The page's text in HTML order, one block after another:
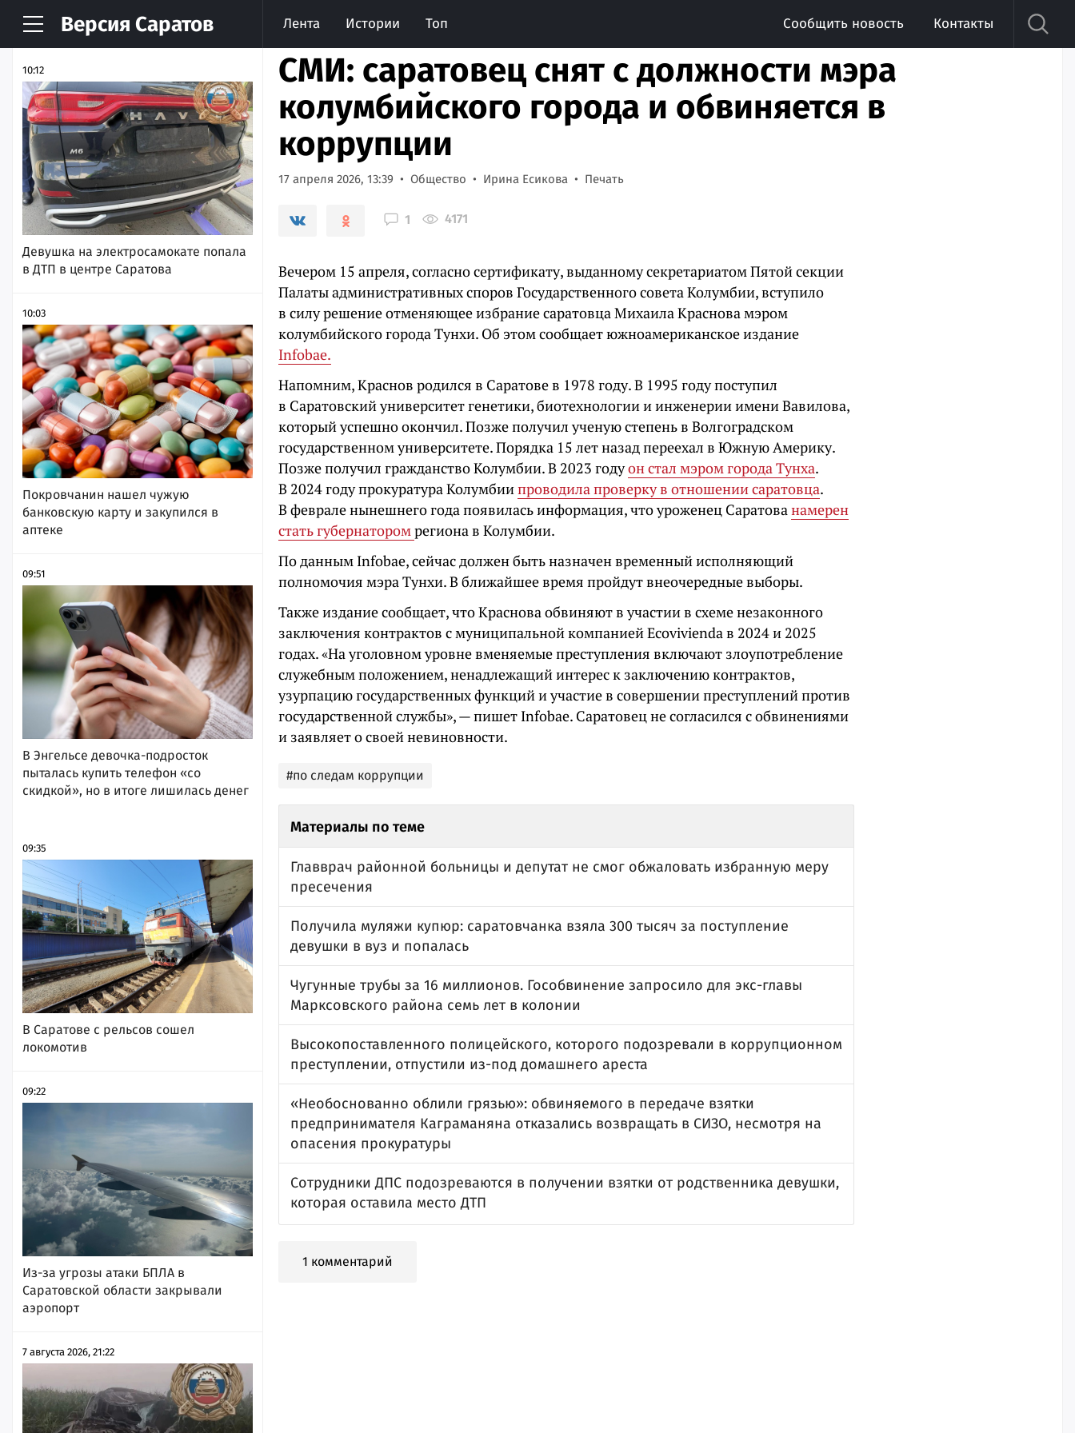
Версия Саратов Лента Истории Топ Сообщить новость Контакты
НОВОСТИ АРХИВ
10:12
Девушка на электросамокате попала
в ДТП в центре Саратова
10:03
Покровчанин нашел чужую
банковскую карту и закупился в
аптеке
09:51
В Энгельсе девочка-подросток
пыталась купить телефон «со
скидкой», но в итоге лишилась денег
09:35
В Саратове с рельсов сошел
локомотив
09:22
Из-за угрозы атаки БПЛА в
Саратовской области закрывали
аэропорт
7 августа 2026, 21:22
СМИ: саратовец снят с должности мэра
колумбийского города и обвиняется в
коррупции
17 апреля 2026, 13:39 Общество Ирина Есикова Печать
1 4171
Вечером 15 апреля, согласно сертификату, выданному секретариатом Пятой секции
Палаты административных споров Государственного совета Колумбии, вступило
в силу решение отменяющее избрание саратовца Михаила Краснова мэром
колумбийского города Тунхи. Об этом сообщает южноамериканское издание
Infobае.
Напомним, Краснов родился в Саратове в 1978 году. В 1995 году поступил
в Саратовский университет генетики, биотехнологии и инженерии имени Вавилова,
который успешно окончил. Позже получил ученую степень в Волгоградском
государственном университете. Порядка 15 лет назад переехал в Южную Америку.
Позже получил гражданство Колумбии. В 2023 годуон стал мэром города Тунха.
В 2024 году прокуратура Колумбиипроводила проверку в отношении саратовца.
В феврале нынешнего года появилась информация, что уроженец Саратованамерен
стать губернаторомрегиона в Колумбии.
По данным Infobае, сейчас должен быть назначен временный исполняющий
полномочия мэра Тунхи. В ближайшее время пройдут внеочередные выборы.
Также издание сообщает, что Краснова обвиняют в участии в схеме незаконного
заключения контрактов с муниципальной компанией Ecovivienda в 2024 и 2025
годах. «На уголовном уровне вменяемые преступления включают злоупотребление
служебным положением, ненадлежащий интерес к заключению контрактов,
узурпацию государственных функций и участие в совершении преступлений против
государственной службы», — пишет Infobае. Саратовец не согласился с обвинениями
и заявляет о своей невиновности.
#по следам коррупции
Материалы по теме
Главврач районной больницы и депутат не смог обжаловать избранную меру
пресечения
Получила муляжи купюр: саратовчанка взяла 300 тысяч за поступление
девушки в вуз и попалась
Чугунные трубы за 16 миллионов. Гособвинение запросило для экс-главы
Марксовского района семь лет в колонии
Высокопоставленного полицейского, которого подозревали в коррупционном
преступлении, отпустили из-под домашнего ареста
«Необоснованно облили грязью»: обвиняемого в передаче взятки
предпринимателя Каграманяна отказались возвращать в СИЗО, несмотря на
опасения прокуратуры
Сотрудники ДПС подозреваются в получении взятки от родственника девушки,
которая оставила место ДТП
1 комментарий